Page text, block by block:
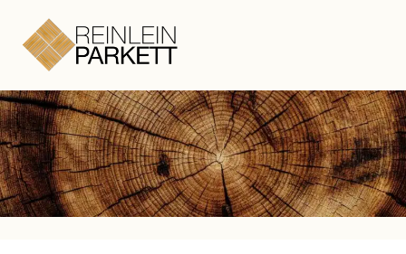
Zum Hauptinhalt springen
Zum Footer springen